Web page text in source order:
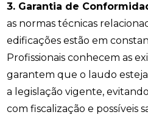
3. Garantia de
as normas técnicas
edificações estão em
Profissionais conhecem as
garantem que o laudo
a legislação vigente,
com fiscalização e possíveis